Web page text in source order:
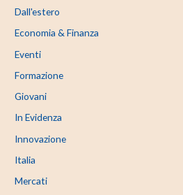
Dall'estero
Economia & Finanza
Eventi
Formazione
Giovani
In Evidenza
Innovazione
Italia
Mercati